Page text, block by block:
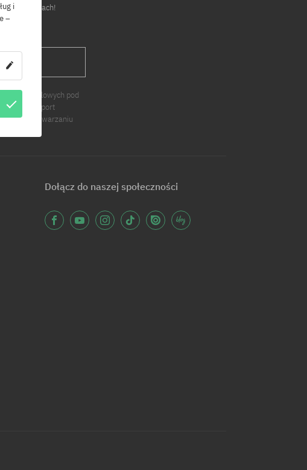
i promocjach!
WYŚLIJ
handlowych pod
jest Cool Sport
o przetwarzaniu
Dołącz do naszej społeczności
i
–